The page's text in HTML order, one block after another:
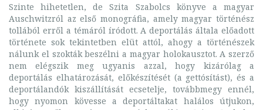
Szinte hihetetlen, de Szita Szabolcs könyve a magyar
Auschwitzról az első monográfia, amely magyar történész
tollából erről a témáról íródott. A deportálás általa előadott
története sok tekintetben elüt attól, ahogy a történészek
nálunk el szokták beszélni a magyar holokausztot. A szerző
nem elégszik meg ugyanis azzal, hogy kizárólag a
deportálás elhatározását, előkészítését (a gettósítást), és a
deportálandók kiszállítását ecsetelje, továbbmegy ennél,
hogy nyomon kövesse a deportáltakat halálos útjukon,